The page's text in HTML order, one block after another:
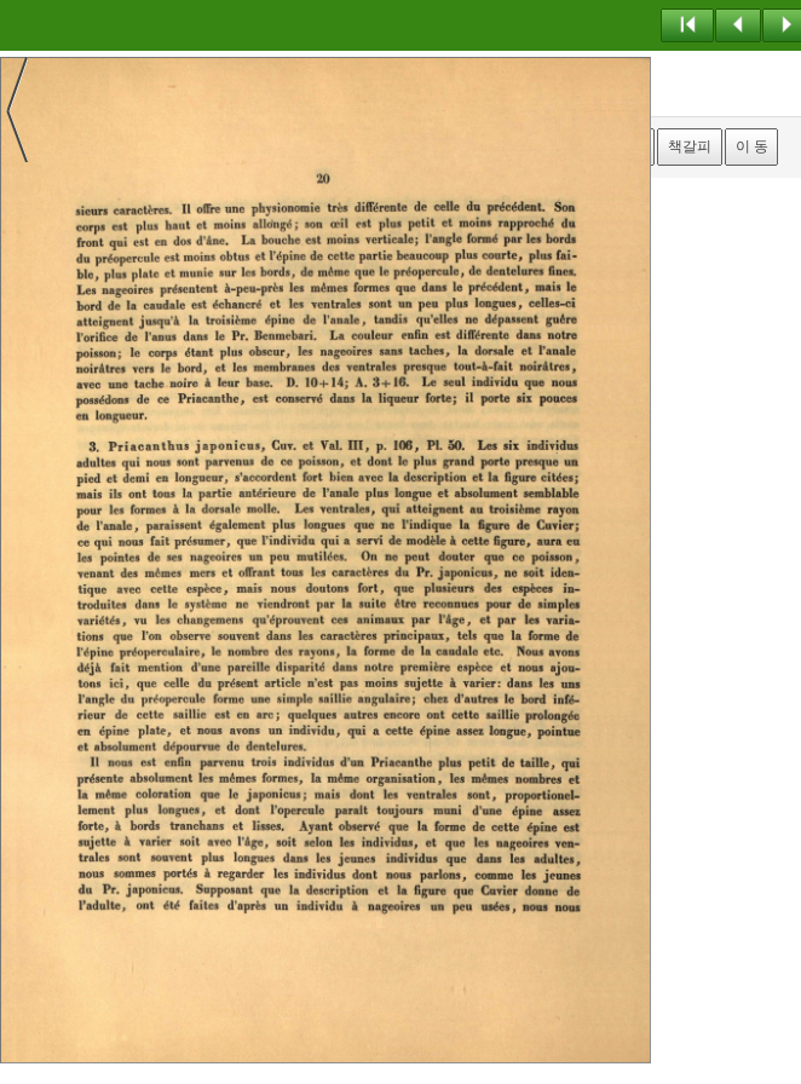
책갈피 이 동